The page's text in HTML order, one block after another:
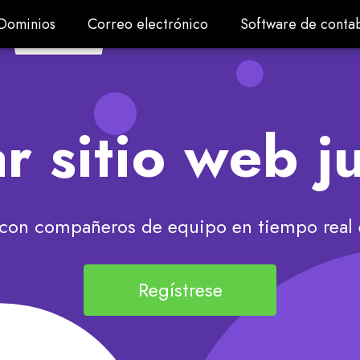
Correo electrónico
Correo electrónico Software de
Software de
sitio web
compañeros de equipo en tiempo real
Regístrese